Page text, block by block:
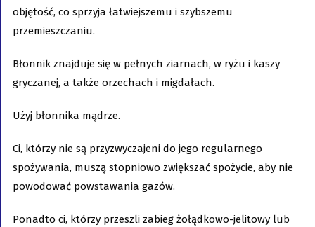
objętość, co sprzyja łatwiejszemu i szybszemu
przemieszczaniu.
Błonnik znajduje się w pełnych ziarnach, w ryżu i kaszy
gryczanej, a także orzechach i migdałach.
Użyj błonnika mądrze.
Ci, którzy nie są przyzwyczajeni do jego regularnego
spożywania, muszą stopniowo zwiększać spożycie, aby nie
powodować powstawania gazów.
Ponadto ci, którzy przeszli zabieg żołądkowo-jelitowy lub